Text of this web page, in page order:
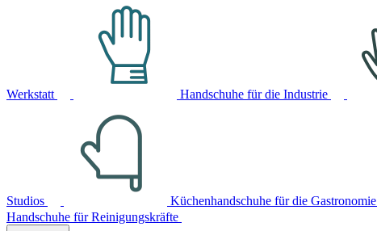
Werkstatt Handschuhe für die Industrie
Studios Küchenhandschuhe für die Gastronomie
Handschuhe für Reinigungskräfte